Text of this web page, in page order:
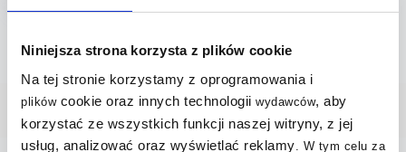
Niniejsza strona korzysta z plików cookie
Na tej stronie korzystamy z oprogramowania i
plikówcookie oraz innych technologii wydawców, aby
korzystać ze wszystkich funkcji naszej witryny, z jej
usług, analizować oraz wyświetlać reklamy
W tym celu za
Do koszyka
Dodaj do
porównania
Strona: z 73
Nasze bestsellery